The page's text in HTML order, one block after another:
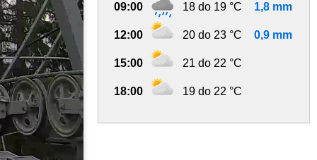
09:00 18 do 19 °C 1,8 mm
12:00 20 do 23 °C 0,9 mm
15:00 21 do 22 °C
18:00 19 do 22 °C